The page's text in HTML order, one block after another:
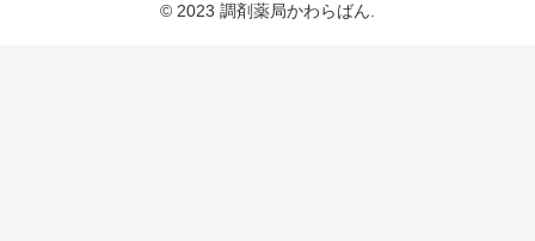
© 2023 調剤薬局かわらばん.